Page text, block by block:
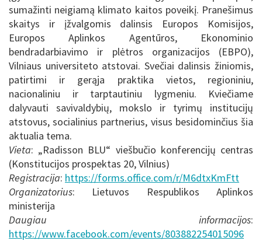
sumažinti neigiamą klimato kaitos poveikį. Pranešimus
skaitys ir įžvalgomis dalinsis Europos Komisijos,
Europos Aplinkos Agentūros, Ekonominio
bendradarbiavimo ir plėtros organizacijos (EBPO),
Vilniaus universiteto atstovai. Svečiai dalinsis žiniomis,
patirtimi ir gerąja praktika vietos, regioniniu,
nacionaliniu ir tarptautiniu lygmeniu. Kviečiame
dalyvauti savivaldybių, mokslo ir tyrimų institucijų
atstovus, socialinius partnerius, visus besidominčius šia
aktualia tema.
Vieta: „Radisson BLU“ viešbučio konferencijų centras
(Konstitucijos prospektas 20, Vilnius)
Registracija: https://forms.office.com/r/M6dtxKmFtt
Organizatorius: Lietuvos Respublikos Aplinkos
ministerija
Daugiau informacijos:
https://www.facebook.com/events/803882254015096